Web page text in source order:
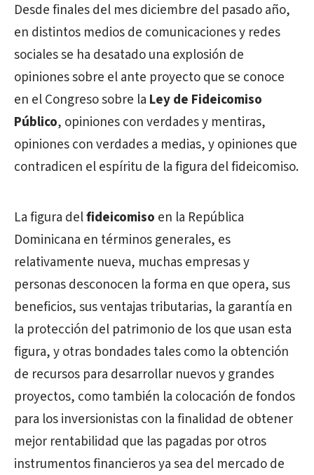
Desde finales del mes diciembre del pasado año,
en distintos medios de comunicaciones y redes
sociales se ha desatado una explosión de
opiniones sobre el ante proyecto que se conoce
en el Congreso sobre la Ley de Fideicomiso
Público, opiniones con verdades y mentiras,
opiniones con verdades a medias, y opiniones que
contradicen el espíritu de la figura del fideicomiso.
La figura delfideicomiso en la República
Dominicana en términos generales, es
relativamente nueva, muchas empresas y
personas desconocen la forma en que opera, sus
beneficios, sus ventajas tributarias, la garantía en
la protección del patrimonio de los que usan esta
figura, y otras bondades tales como la obtención
de recursos para desarrollar nuevos y grandes
proyectos, como también la colocación de fondos
para los inversionistas con la finalidad de obtener
mejor rentabilidad que las pagadas por otros
instrumentos financieros ya sea del mercado de